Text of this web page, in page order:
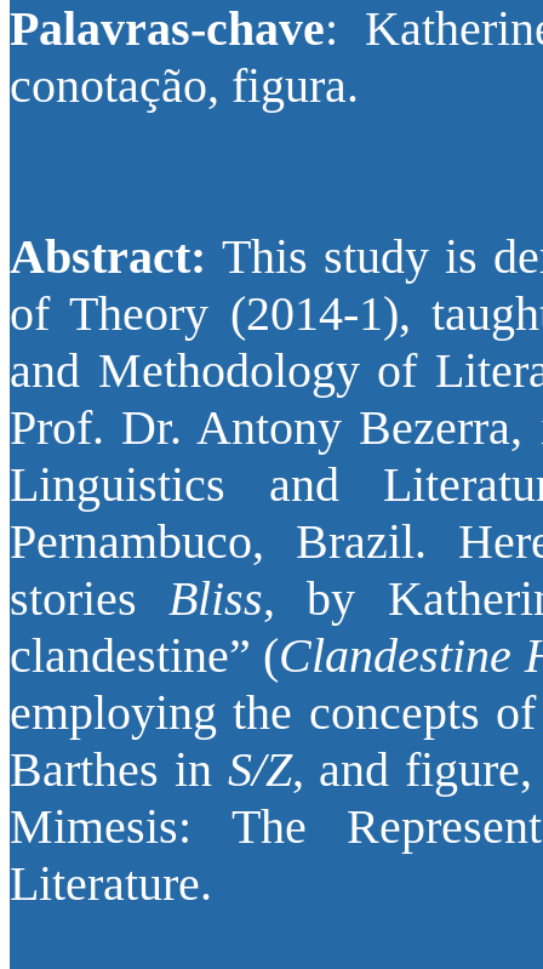
Palavras-chave:
conotação, figura.
Abstract: This study is
of Theory (2014-1),
and Methodology of
Prof. Dr. Antony Bezerra,
Linguistics and
Pernambuco, Brazil.
storiesBliss, by
clandestine” (Clandestine
employing the concepts
Barthes in S/Z, and
Mimesis: The
Literature.